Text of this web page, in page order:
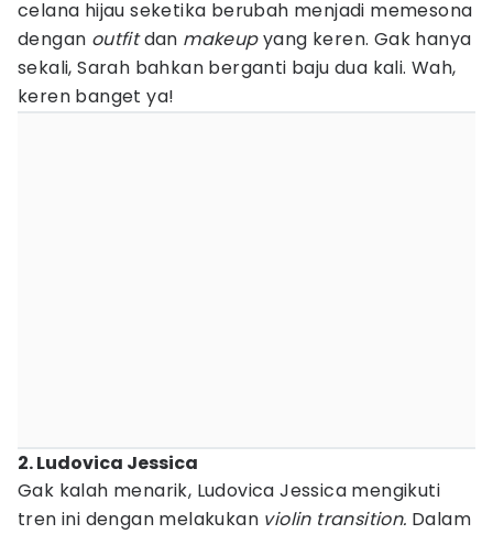
celana hijau seketika berubah menjadi memesona
dengan outfitdan makeupyang keren. Gak hanya
sekali, Sarah bahkan berganti baju dua kali. Wah,
keren banget ya!
2. Ludovica Jessica
Gak kalah menarik, Ludovica Jessica mengikuti
tren ini dengan melakukan violin transition. Dalam